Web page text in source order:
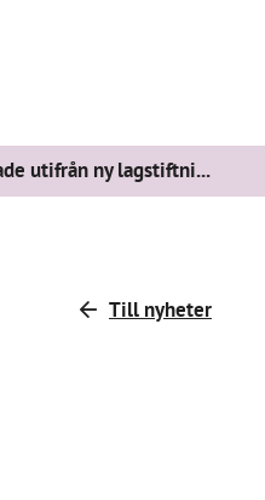
utifrån ny lagstiftni...
Till nyheter